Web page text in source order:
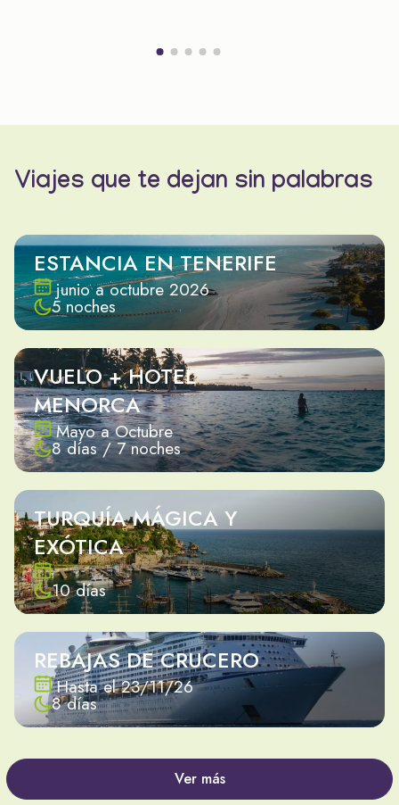
Viajes que te dejan sin palabras
ESTANCIA EN TENERIFE
junio a octubre 2026
5 noches
VUELO + HOTEL
MENORCA
Mayo a Octubre
8 días / 7 noches
TURQUÍA MÁGICA Y
EXÓTICA
10 días
REBAJAS DE CRUCERO
Hasta el 23/11/26
8 días
Ver más